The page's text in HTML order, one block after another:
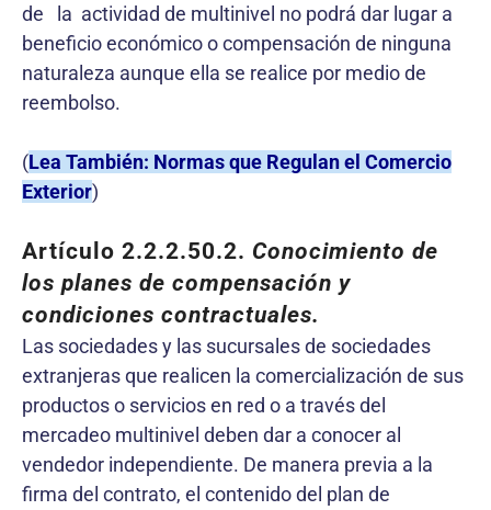
de la actividad de multinivel no podrá dar lugar a
beneficio económico o compensación de ninguna
naturaleza aunque ella se realice por medio de
reembolso.
(Lea También: Normas que Regulan el Comercio
Exterior)
Artículo 2.2.2.50.2. Conocimiento de
los planes de compensación y
condiciones contractuales.
Las sociedades y las sucursales de sociedades
extranjeras que realicen la comercialización de sus
productos o servicios en red o a través del
mercadeo multinivel deben dar a conocer al
vendedor independiente. De manera previa a la
firma del contrato, el contenido del plan de